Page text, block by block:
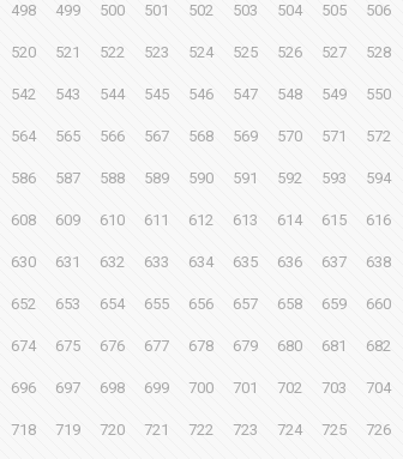
498 499 500 501 502 503 504 505 506
520 521 522 523 524 525 526 527 528
542 543 544 545 546 547 548 549 550
564 565 566 567 568 569 570 571 572
586 587 588 589 590 591 592 593 594
608 609 610 611 612 613 614 615 616
630 631 632 633 634 635 636 637 638
652 653 654 655 656 657 658 659 660
674 675 676 677 678 679 680 681 682
696 697 698 699 700 701 702 703 704
718 719 720 721 722 723 724 725 726